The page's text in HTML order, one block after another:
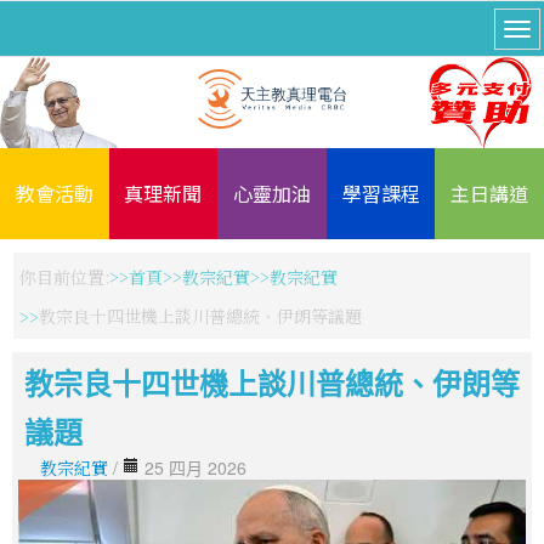
教會活動 真理新聞 心靈加油 學習課程 主日講道
你目前位置: 首頁 教宗紀實
教宗紀實
教宗良十四世機上談川普總統、伊朗等議題
教宗良十四世機上談川普總統、伊朗等
議題
教宗紀實 / 25 四月 2026